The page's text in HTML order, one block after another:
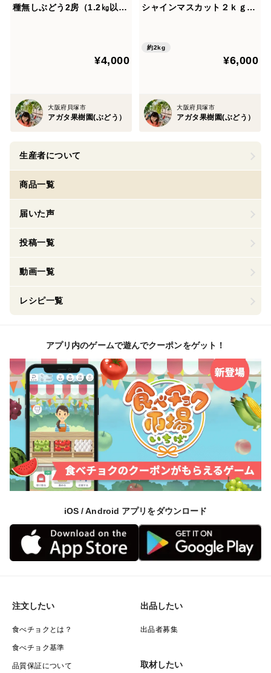
種無しぶどう2房（1.2㎏以
¥4,000
大阪府貝塚市
アガタ果樹園(ぶどう）
シャインマスカット２ｋｇバ
約2kg
¥6,000
大阪府貝塚市
アガタ果樹園(ぶどう）
生産者について
商品一覧
届いた声
投稿一覧
動画一覧
レシピ一覧
アプリ内のゲームで遊んでクーポンをゲット！
iOS / Android アプリをダウンロード
注文したい
食べチョクとは？
食べチョク基準
品質保証について
出品したい
出品者募集
取材したい